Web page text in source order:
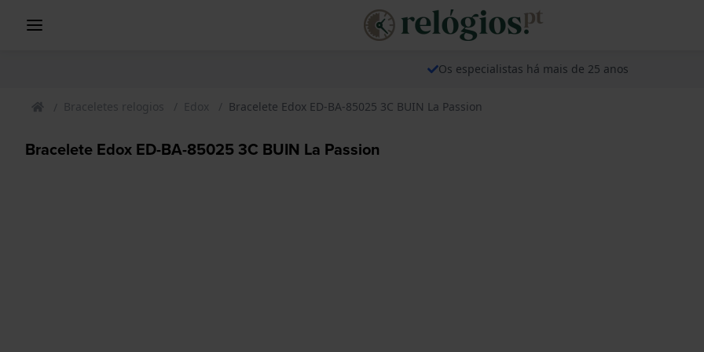
Os especialistas há mais de 25 anos
Braceletes relogios Edox Bracelete Edox ED-BA-85025 3C BUIN La Passion
Bracelete Edox ED-BA-85025 3C BUIN La Passion